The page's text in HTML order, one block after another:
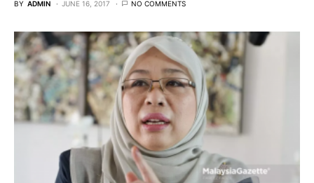
BY ADMIN JUNE 16, 2017 NO COMMENTS